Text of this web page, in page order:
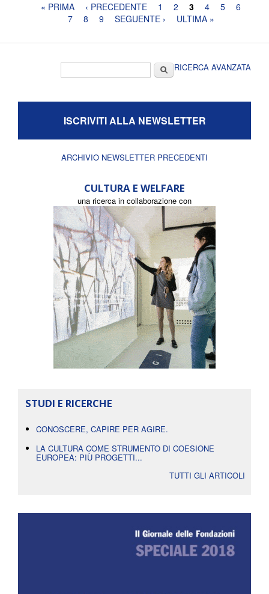
Pagine« PRIMA ‹ PRECEDENTE 1 2 3 4 5
6
7
8 9 SEGUENTE › ULTIMA »
CercaRICERCA AVANZATA
ISCRIVITI ALLA NEWSLETTER
ARCHIVIO NEWSLETTER PRECEDENTI
CULTURA E WELFARE
una ricerca in collaborazione con
STUDI E RICERCHE
CONOSCERE, CAPIRE PER AGIRE.
LA CULTURA COME STRUMENTO DI COESIONE
EUROPEA: PIÙ PROGETTI...
TUTTI GLI ARTICOLI